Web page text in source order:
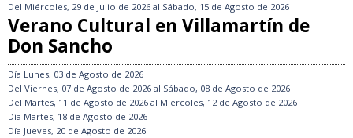
Del Miércoles, 29 de Julio de 2026 al Sábado, 15 de Agosto de 2026
Verano Cultural en Villamartín de
Don Sancho
Día Lunes, 03 de Agosto de 2026
Del Viernes, 07 de Agosto de 2026 al Sábado, 08 de Agosto de 2026
Del Martes, 11 de Agosto de 2026 al Miércoles, 12 de Agosto de 2026
Día Martes, 18 de Agosto de 2026
Día Jueves, 20 de Agosto de 2026